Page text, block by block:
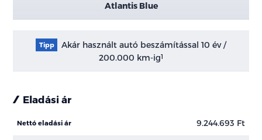
Atlantis Blue
Tipp
Akár használt autó beszámítással 10 év /
200.000 km-ig1
Eladási ár
Nettó eladási ár 9.244.693 Ft